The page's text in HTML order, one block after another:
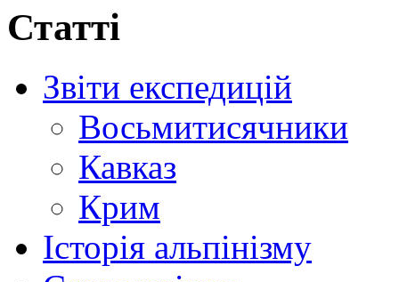
Статті
Звіти експедицій
Восьмитисячники
Кавказ
Крим
Історія альпінізму